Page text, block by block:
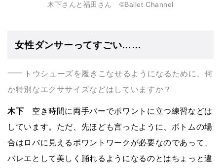
木下さんと福田さん ©️Ballet Channel
女性ダンサーってすごい……
トウシューズを履きこなせるようになるために、何
か特別なエクササイズなどはしていますか？
木下 空き時間に両手バーでポワントに立つ練習などは
しています。ただ、先ほども言ったように、ボトムの場
合はロバに見えるポワントワークが必要なのであって、
バレエとして美しく踊れるようになるのとはちょっと違